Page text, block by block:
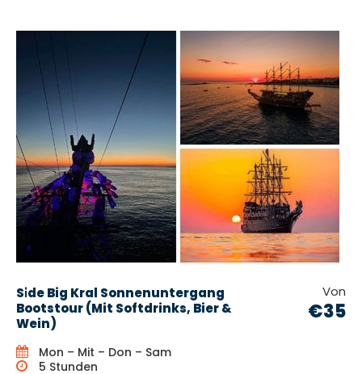
Si̇de Big Kral Sonnenuntergang
Bootstour (Mit Softdrinks, Bier &
Wein)
Von
€35
Mon – Mit – Don – Sam
5 Stunden